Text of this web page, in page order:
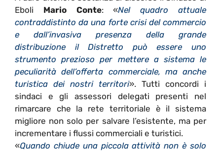
Eboli Mario Conte: «Nel quadro attuale
contraddistinto da una forte crisi del commercio
e dall’invasiva presenza della grande
distribuzione il Distretto può essere uno
strumento prezioso per mettere a sistema le
peculiarità dell’offerta commerciale, ma anche
turistica dei nostri territori». Tutti concordi i
sindaci e gli assessori delegati presenti nel
rimarcare che la rete territoriale è il sistema
migliore non solo per salvare l’esistente, ma per
incrementare i flussi commerciali e turistici.
«Quando chiude una piccola attività non è solo